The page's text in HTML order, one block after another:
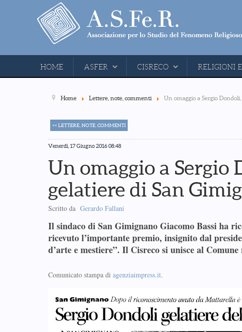
HOME ASFER CISRECO RELIGIONI
Home Lettere, note, commenti Un omaggio a Sergio
<< LETTERE, NOTE, COMMENTI
Venerdì, 17 Giugno 2016 08:48
Un omaggio a
gelatiere di San
Scritto da Gerardo Fallani
Il sindaco di San Gimignano Giacomo Bassi ha
ricevuto l’importante premio, insignito dal
d’arte e mestiere”. Il Cisreco si unisce al
Comunicato stampa di agenziaimpress.it.